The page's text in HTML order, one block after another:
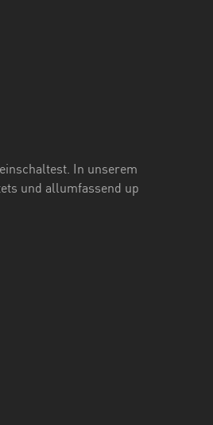
In unserem
und allumfassend up